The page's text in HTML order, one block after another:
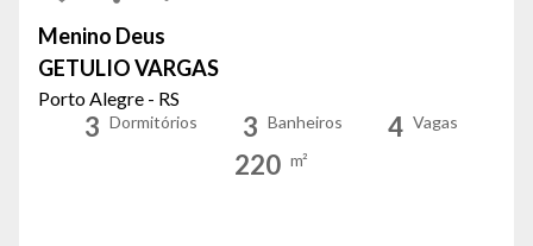
Menino Deus
GETULIO VARGAS
Porto Alegre - RS
3 Dormitórios 3 Banheiros 4 Vagas
220 m²